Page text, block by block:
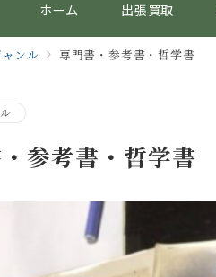
ホーム 出張買取
ンル 専門書・参考書・哲学書
参考書・哲学書